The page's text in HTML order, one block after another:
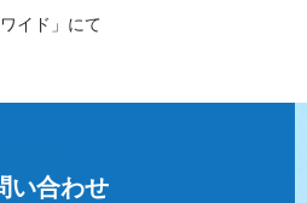
イド」にて
ビ」にて
オ」リリースのご案内
い合わせ